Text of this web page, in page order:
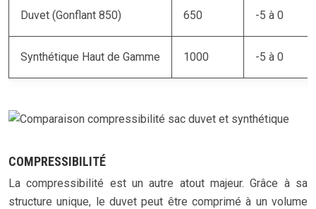
Duvet (Gonflant 850) 650 -5 à 0
Synthétique Haut de Gamme 1000 -5 à 0
COMPRESSIBILITÉ
La compressibilité est un autre atout majeur. Grâce à sa
structure unique, le duvet peut être comprimé à un volume